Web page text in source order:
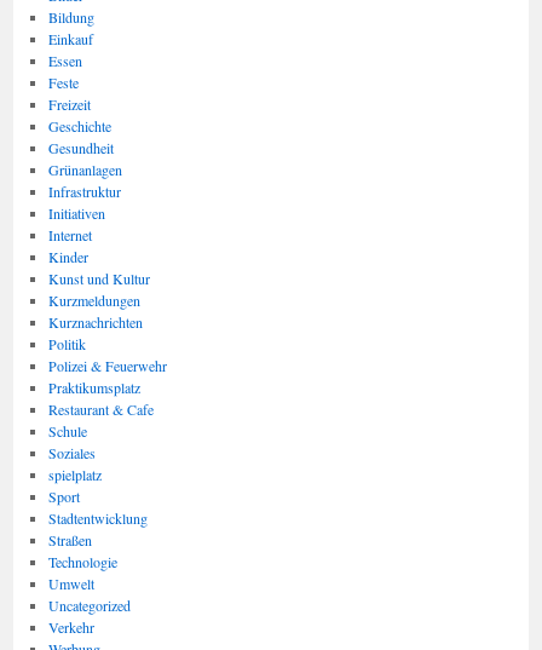
Bildung
Einkauf
Essen
Feste
Freizeit
Geschichte
Gesundheit
Grünanlagen
Infrastruktur
Initiativen
Internet
Kinder
Kunst und Kultur
Kurzmeldungen
Kurznachrichten
Politik
Polizei & Feuerwehr
Praktikumsplatz
Restaurant & Cafe
Schule
Soziales
spielplatz
Sport
Stadtentwicklung
Straßen
Technologie
Umwelt
Uncategorized
Verkehr